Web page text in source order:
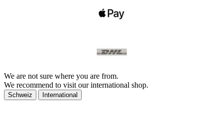
We are not sure where you are from.
We recommend to visit our international shop.
Schweiz International